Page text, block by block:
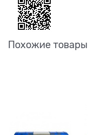
Похожие товары